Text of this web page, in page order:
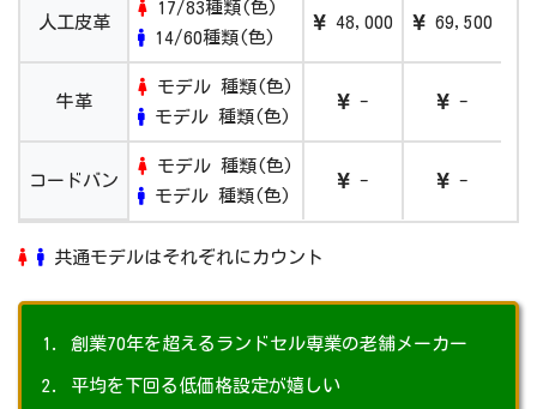
サンポケット×カザマランドセルコラボモ
「LEPOLE」シリーズ ご購入・問い合わせ
カザマランドセルYahoo!ショッピング店オ
人工皮革
17/83種類(色)
14/60種類(色)
48,000 69,500
牛革
モデル 種類(色)
モデル 種類(色)
- -
コードバン
モデル 種類(色)
モデル 種類(色)
- -
共通モデルはそれぞれにカウント
創業70年を超えるランドセル専業の老舗メーカー
平均を下回る低価格設定が嬉しい